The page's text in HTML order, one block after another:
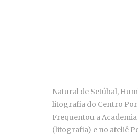
Natural de Setúbal,
litografia do Centro
Frequentou a
(litografia) e no ateliê